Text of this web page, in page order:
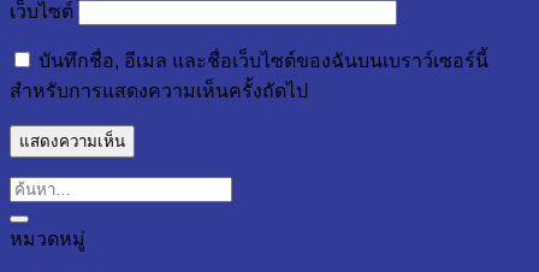
เว็บไซต์
บันทึกชื่อ, อีเมล และชื่อเว็บไซต์ของฉันบนเบราว์เซอร์นี้
สำหรับการแสดงความเห็นครั้งถัดไป
หมวดหมู่